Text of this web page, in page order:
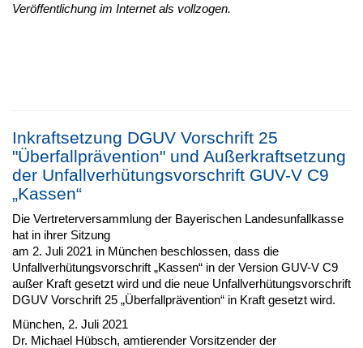
Veröffentlichung im Internet als vollzogen.
Inkraftsetzung DGUV Vorschrift 25
"Überfallprävention" und Außerkraftsetzung
der Unfallverhütungsvorschrift GUV-V C9
„Kassen“
Die Vertreterversammlung der Bayerischen Landesunfallkasse
hat in ihrer Sitzung
am 2. Juli 2021 in München beschlossen, dass die
Unfallverhütungsvorschrift „Kassen“ in der Version GUV-V C9
außer Kraft gesetzt wird und die neue Unfallverhütungsvorschrift
DGUV Vorschrift 25 „Überfallprävention“ in Kraft gesetzt wird.
München, 2. Juli 2021
Dr. Michael Hübsch, amtierender Vorsitzender der